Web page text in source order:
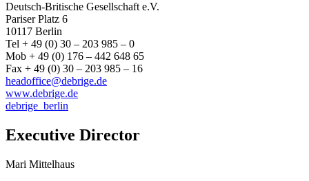
Deutsch-Britische Gesellschaft e.V.
Pariser Platz 6
10117 Berlin
Tel + 49 (0) 30 – 203 985 – 0
Mob + 49 (0) 176 – 442 648 65
Fax + 49 (0) 30 – 203 985 – 16
headoffice@debrige.de
www.debrige.de
debrige_berlin
Executive Director
Mari Mittelhaus